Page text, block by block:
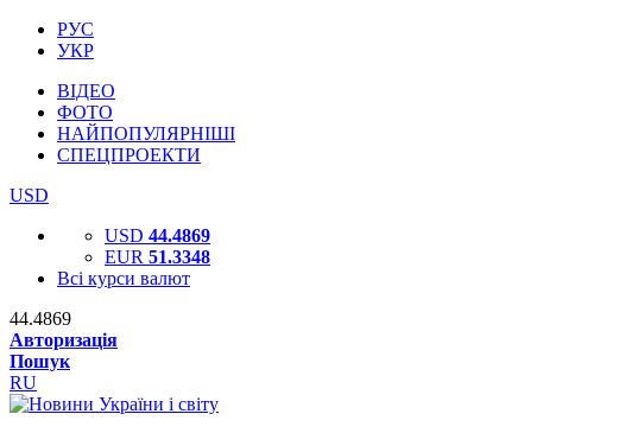
РУС
УКР
ВІДЕО
ФОТО
НАЙПОПУЛЯРНІШІ
СПЕЦПРОЕКТИ
USD
USD 44.4869
EUR 51.3348
Всі курси валют
44.4869
Авторизація
Пошук
RU